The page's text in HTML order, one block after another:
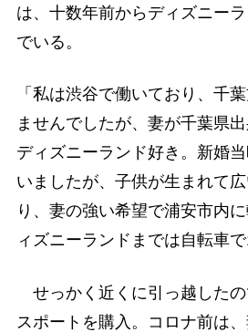
は、十数年前からディズニー
でいる。
「私は渋谷で働いており、千
ませんでしたが、妻が千葉県
ディズニーランド好き。新婚
いましたが、子供が生まれて
り、妻の強い希望で浦安市内
ィズニーランドまでは自転車で
せっかく近くに引っ越した
スポートを購入。コロナ前は